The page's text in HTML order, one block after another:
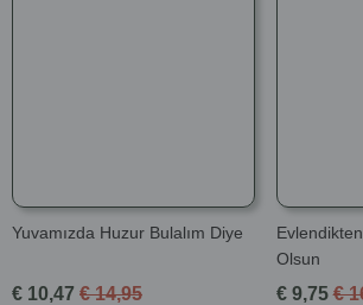
Yuvamızda Huzur Bulalım Diye
€ 10,47 € 14,95
Olsun
€ 9,75 €